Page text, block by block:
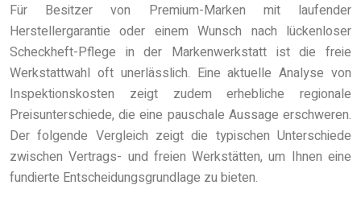
Für Besitzer von Premium-Marken mit laufender
Herstellergarantie oder einem Wunsch nach lückenloser
Scheckheft-Pflege in der Markenwerkstatt ist die freie
Werkstattwahl oft unerlässlich. Eine aktuelle Analyse von
Inspektionskosten zeigt zudem erhebliche regionale
Preisunterschiede, die eine pauschale Aussage erschweren.
Der folgende Vergleich zeigt die typischen Unterschiede
zwischen Vertrags- und freien Werkstätten, um Ihnen eine
fundierte Entscheidungsgrundlage zu bieten.